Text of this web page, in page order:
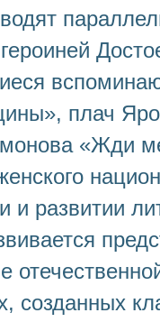
плач
«Жди
и развитии
созданных